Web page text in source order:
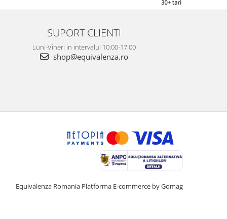
SUPORT CLIENTI
Luni-Vineri in intervalul 10:00-17:00
shop@equivalenza.ro
Equivalenza Romania Platforma E-commerce by Gomag